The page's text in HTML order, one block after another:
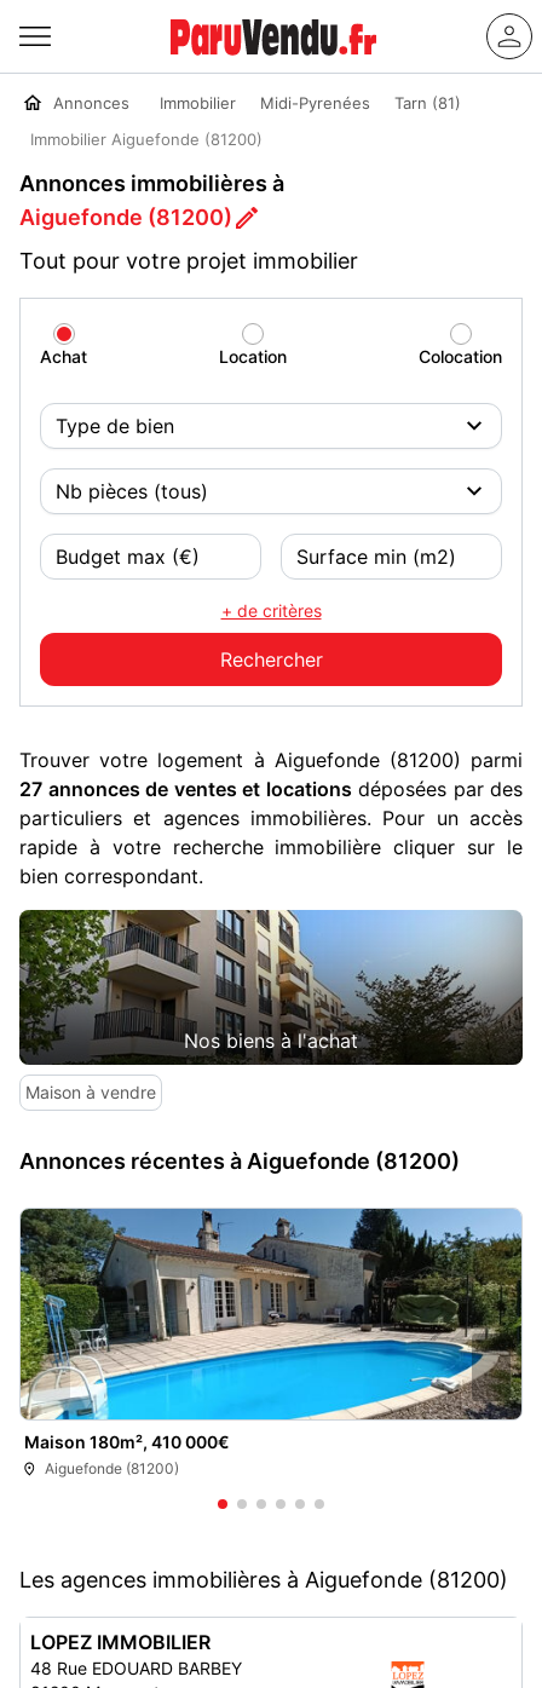
Annonces Immobilier Midi-Pyrenées
Tarn (81)
Immobilier Aiguefonde (81200)
Annonces immobilières à
Aiguefonde (81200)
Tout pour votre projet immobilier
Achat Location Colocation
+ de critères
Trouver votre logement à Aiguefonde (81200) parmi
27 annonces de ventes et locations déposées par des
particuliers et agences immobilières. Pour un accès
rapide à votre recherche immobilière cliquer sur le
bien correspondant.
Nos biens à l'achat
Maison à vendre
Annonces récentes à Aiguefonde (81200)
Maison 180m², 410 000€
Aiguefonde (81200)
Les agences immobilières à Aiguefonde (81200)
LOPEZ IMMOBILIER
48 Rue EDOUARD BARBEY